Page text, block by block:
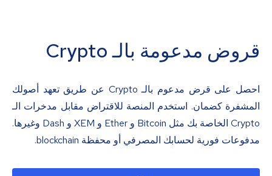
قروض مدعومة بالـ Crypto
احصل على قرض مدعوم بالـ Crypto عن طريق تعهد أصولك
المشفرة كضمان. استخدم المنصة للاقتراض مقابل مدخرات الـ
Crypto الخاصة بك مثل Bitcoin و Ether و XEM و Dash وغيرها.
مدفوعات فورية لحسابك المصرفي أو محفظة blockchain.